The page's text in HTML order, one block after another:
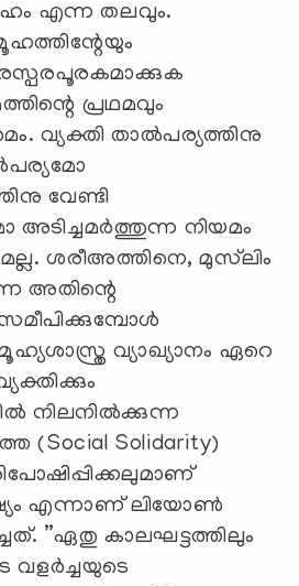
എന്ന തലവും.
പ്രഥമവും
വ്യക്തി താല്‍പര്യത്തിനു
വേണ്ടി
അടിച്ചമര്‍ത്തുന്ന നിയമം
ശരീഅത്തിനെ, മുസ്‌ലിം
അതിന്റെ
സമീപിക്കുമ്പോള്‍
വ്യാഖ്യാനം ഏറെ
നിലനില്‍ക്കുന്ന
(Social Solidarity)
എന്നാണ് ലിയോണ്‍
”ഏതു കാലഘട്ടത്തിലും
വളര്‍ച്ചയുടെ